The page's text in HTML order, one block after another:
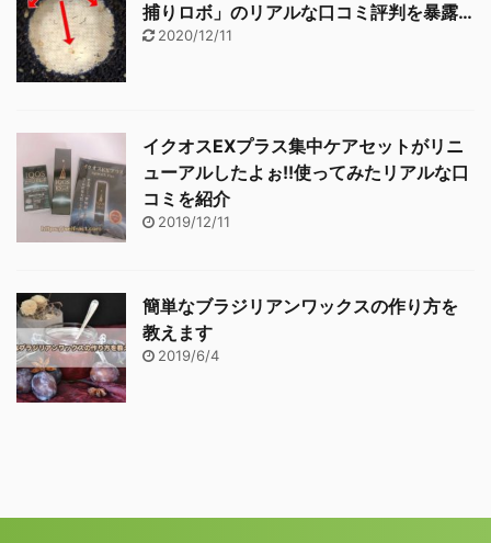
捕りロボ」のリアルな口コミ評判を暴露…
2020/12/11
イクオスEXプラス集中ケアセットがリニ
ューアルしたよぉ!!使ってみたリアルな口
コミを紹介
2019/12/11
簡単なブラジリアンワックスの作り方を
教えます
2019/6/4